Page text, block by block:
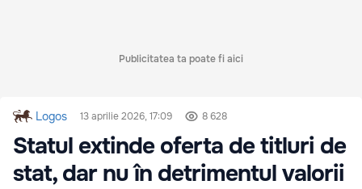
Publicitatea ta poate fi aici
Logos 13 aprilie 2026, 17:09 8 628
Statul extinde oferta de titluri de
stat, dar nu în detrimentul valorii